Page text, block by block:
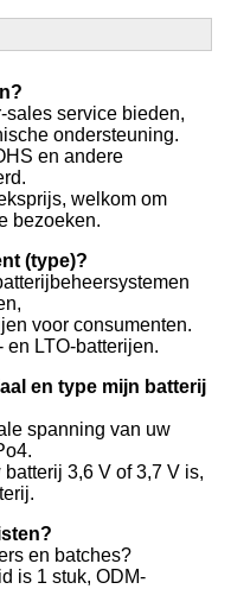
sales service bieden,
ondersteuning.
en andere
welkom om
bezoeken.
(type)?
voor consumenten.
en LTO-batterijen.
en type mijn batterij
spanning van uw
3,6 V of 3,7 V is,
en batches?
is 1 stuk, ODM-